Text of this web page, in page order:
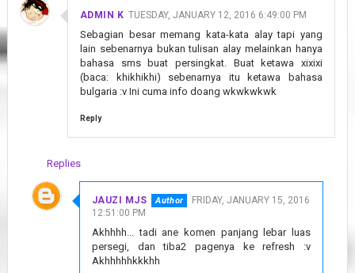
ADMIN K TUESDAY, JANUARY 12, 2016 6:49:00 PM
Sebagian besar memang kata-kata alay tapi yang
lain sebenarnya bukan tulisan alay melainkan hanya
bahasa sms buat persingkat. Buat ketawa xixixi
(baca: khikhikhi) sebenarnya itu ketawa bahasa
bulgaria :v Ini cuma info doang wkwkwkwk
Reply
Replies
JAUZI MJS
FRIDAY, JANUARY 15, 2016
12:51:00 PM
Akhhhh... tadi ane komen panjang lebar luas
persegi, dan tiba2 pagenya ke refresh :v
Akhhhhhkkkhh